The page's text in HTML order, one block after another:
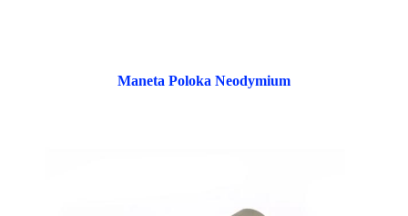
Maneta Poloka Neodymium